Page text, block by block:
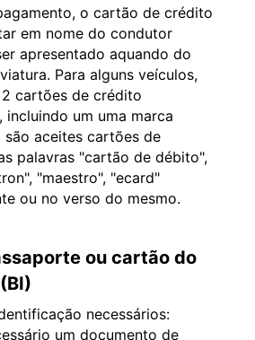
o cartão de crédito
em nome do condutor
apresentado aquando do
Para alguns veículos,
cartões de crédito
um uma marca
são aceites cartões de
palavras "cartão de débito",
"maestro", "ecard"
ou no verso do mesmo.
ou cartão do
necessários:
um documento de